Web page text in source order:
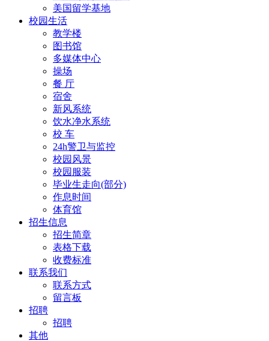
美国留学基地
校园生活
教学楼
图书馆
多媒体中心
操场
餐 厅
宿舍
新风系统
饮水净水系统
校 车
24h警卫与监控
校园风景
校园服装
毕业生走向(部分)
作息时间
体育馆
招生信息
招生简章
表格下载
收费标准
联系我们
联系方式
留言板
招聘
招聘
其他